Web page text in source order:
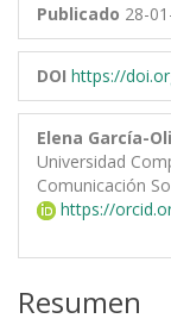
Publicado 28-
DOI https://
Elena García-
Universidad
Comunicación
https://
Resumen